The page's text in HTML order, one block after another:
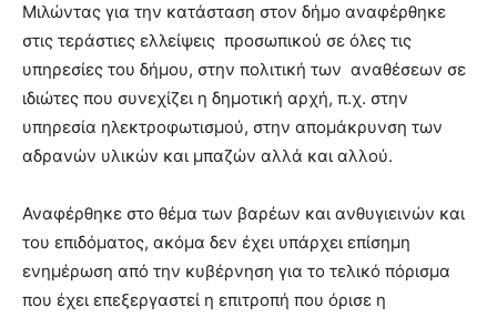
Μιλώντας για την κατάσταση στον δήμο αναφέρθηκε
στις τεράστιες ελλείψεις προσωπικού σε όλες τις
υπηρεσίες του δήμου, στην πολιτική των αναθέσεων σε
ιδιώτες που συνεχίζει η δημοτική αρχή, π.χ. στην
υπηρεσία ηλεκτροφωτισμού, στην απομάκρυνση των
αδρανών υλικών και μπαζών αλλά και αλλού.
Αναφέρθηκε στο θέμα των βαρέων και ανθυγιεινών και
του επιδόματος, ακόμα δεν έχει υπάρχει επίσημη
ενημέρωση από την κυβέρνηση για το τελικό πόρισμα
που έχει επεξεργαστεί η επιτροπή που όρισε η